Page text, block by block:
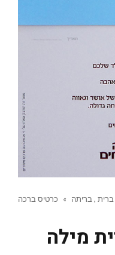
ברית , בריתה »
כרטיס ברכה
מילה